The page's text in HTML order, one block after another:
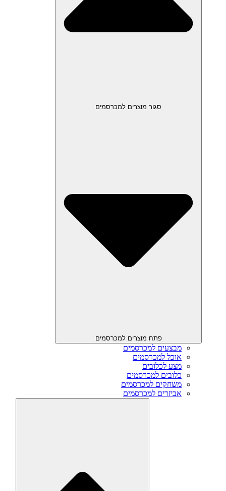
סגור מוצרים למכרסמים
פתח מוצרים למכרסמים
מבצעים למכרסמים
אוכל למכרסמים
מצע לכלובים
כלובים למכרסמים
משחקים למכרסמים
אביזרים למכרסמים